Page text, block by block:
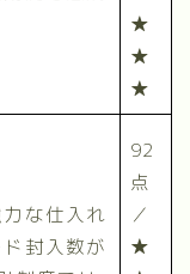
★
★
★
な仕入れ
封入数が
92
点
／
★